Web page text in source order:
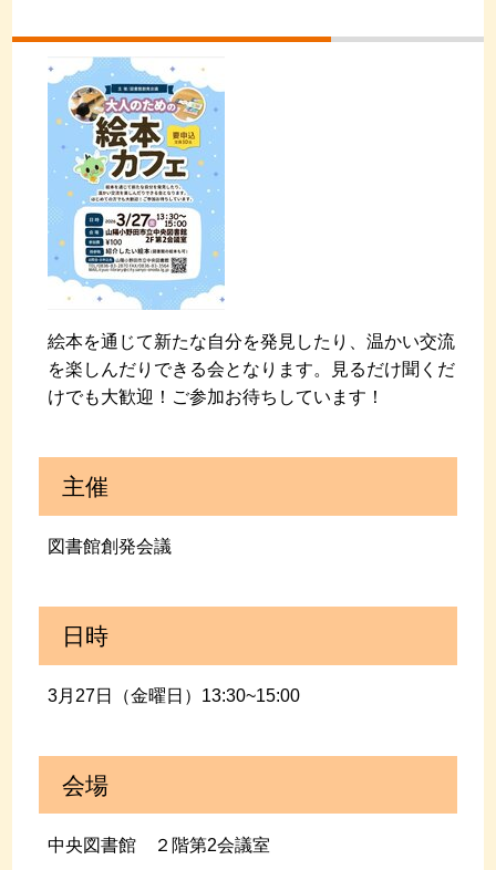
絵本を通じて新たな自分を発見したり、温かい交流
を楽しんだりできる会となります。見るだけ聞くだ
けでも大歓迎！ご参加お待ちしています！
主催
図書館創発会議
日時
3月27日（金曜日）13:30~15:00
会場
中央図書館 ２階第2会議室